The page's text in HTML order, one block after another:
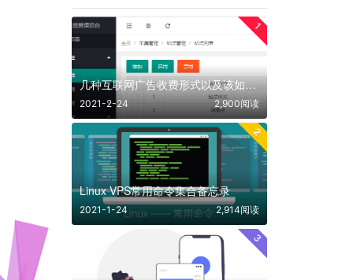
1
几种互联网广告收费形式以及该如何结合产品投放广告做推广和赚钱
2021-2-24 2,900阅读
2
Linux VPS常用命令集合备忘录
2021-1-24 2,914阅读
3